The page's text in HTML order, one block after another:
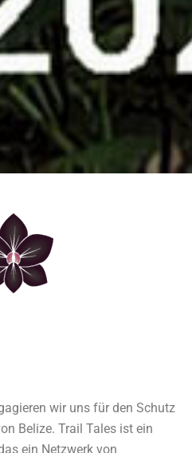
wir uns für den Schutz
Belize. Trail Tales ist ein
ein Netzwerk von